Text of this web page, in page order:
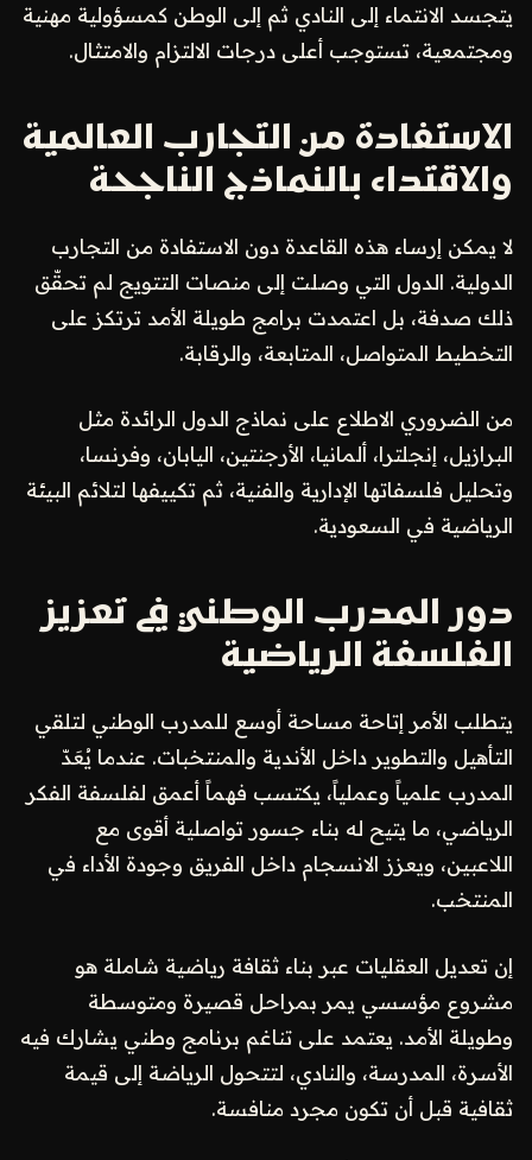
يتجسد الانتماء إلى النادي ثم إلى الوطن كمسؤولية مهنية
ومجتمعية، تستوجب أعلى درجات الالتزام والامتثال.
الاستفادة من التجارب العالمية
والاقتداء بالنماذج الناجحة
لا يمكن إرساء هذه القاعدة دون الاستفادة من التجارب
الدولية. الدول التي وصلت إلى منصات التتويج لم تحقّق
ذلك صدفة، بل اعتمدت برامج طويلة الأمد ترتكز على
التخطيط المتواصل، المتابعة، والرقابة.
من الضروري الاطلاع على نماذج الدول الرائدة مثل
البرازيل، إنجلترا، ألمانيا، الأرجنتين، اليابان، وفرنسا،
وتحليل فلسفاتها الإدارية والفنية، ثم تكييفها لتلائم البيئة
الرياضية في السعودية.
دور المدرب الوطني في تعزيز
الفلسفة الرياضية
يتطلب الأمر إتاحة مساحة أوسع للمدرب الوطني لتلقي
التأهيل والتطوير داخل الأندية والمنتخبات. عندما يُعَدّ
المدرب علمياً وعملياً، يكتسب فهماً أعمق لفلسفة الفكر
الرياضي، ما يتيح له بناء جسور تواصلية أقوى مع
اللاعبين، ويعزز الانسجام داخل الفريق وجودة الأداء في
المنتخب.
إن تعديل العقليات عبر بناء ثقافة رياضية شاملة هو
مشروع مؤسسي يمر بمراحل قصيرة ومتوسطة
وطويلة الأمد. يعتمد على تناغم برنامج وطني يشارك فيه
الأسرة، المدرسة، والنادي، لتتحول الرياضة إلى قيمة
ثقافية قبل أن تكون مجرد منافسة.